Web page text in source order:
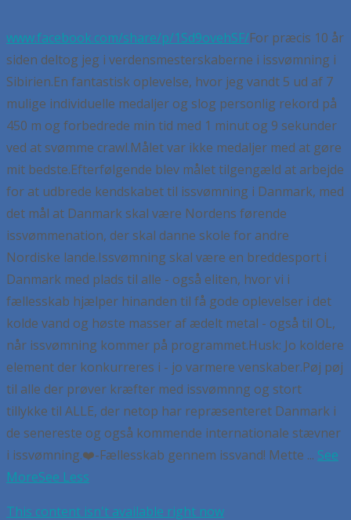
www.facebook.com/share/p/1Sd9ovehSF/For præcis 10 år
siden deltog jeg i verdensmesterskaberne i issvømning i
Sibirien.En fantastisk oplevelse, hvor jeg vandt 5 ud af 7
mulige individuelle medaljer og slog personlig rekord på
450 m og forbedrede min tid med 1 minut og 9 sekunder
ved at svømme crawl.Målet var ikke medaljer med at gøre
mit bedste.Efterfølgende blev målet tilgengæld at arbejde
for at udbrede kendskabet til issvømning i Danmark, med
det mål at Danmark skal være Nordens førende
issvømmenation, der skal danne skole for andre
Nordiske lande.Issvømning skal være en breddesport i
Danmark med plads til alle - også eliten, hvor vi i
fællesskab hjælper hinanden til få gode oplevelser i det
kolde vand og høste masser af ædelt metal - også til OL,
når issvømning kommer på programmet.Husk: Jo koldere
element der konkurreres i - jo varmere venskaber.Pøj pøj
til alle der prøver kræfter med issvømnng og stort
tillykke til ALLE, der netop har repræsenteret Danmark i
de senereste og også kommende internationale stævner
i issvømning.❤️-Fællesskab gennem issvand! Mette ... See
MoreSee Less
This content isn't available right now